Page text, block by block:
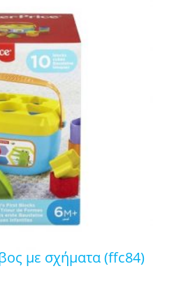
με σχήματα (ffc84)